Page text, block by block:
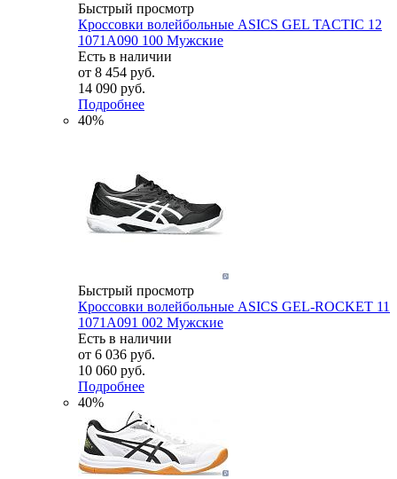
Быстрый просмотр
Кроссовки волейбольные ASICS GEL TACTIC 12
1071A090 100 Мужские
Есть в наличии
от 8 454 руб.
14 090 руб.
Подробнее
40%
Быстрый просмотр
Кроссовки волейбольные ASICS GEL-ROCKET 11
1071A091 002 Мужские
Есть в наличии
от 6 036 руб.
10 060 руб.
Подробнее
40%